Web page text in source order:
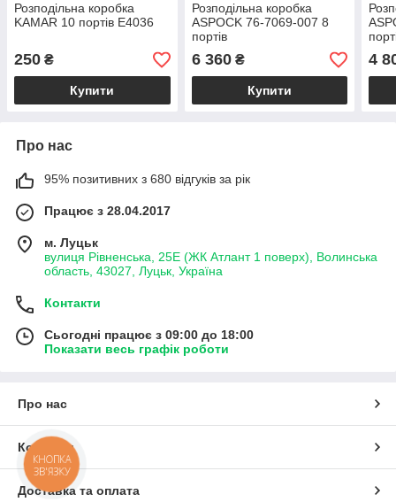
Розподільна коробка
KAMAR 10 портів E4036
250 ₴
Купити
Розподільна коробка
ASPOCK 76-7069-007 8
портів
6 360₴
Купити
4
Про нас
95% позитивних з 680 відгуків за рік
Працює з 28.04.2017
м. Луцьк
вулиця Рівненська, 25Е (ЖК Атлант 1 поверх), Волинська
область, 43027, Луцьк, Україна
Контакти
Сьогодні працює з 09:00 до 18:00
Показати весь графік роботи
Про нас
Контакти
Доставка та оплата
КНОПКА
ЗВ'ЯЗКУ